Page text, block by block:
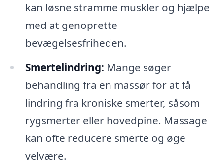
kan løsne stramme muskler og hjælpe
med at genoprette
bevægelsesfriheden.
Smertelindring: Mange søger
behandling fra en massør for at få
lindring fra kroniske smerter, såsom
rygsmerter eller hovedpine. Massage
kan ofte reducere smerte og øge
velvære.